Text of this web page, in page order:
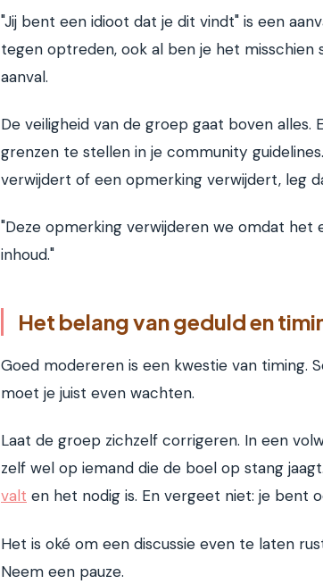
"Jij bent een idioot dat je dit vindt" is een
tegen optreden, ook al ben je het misschien
aanval.
De veiligheid van de groep gaat boven alles.
grenzen te stellen in je community
verwijdert of een opmerking verwijdert, leg
"Deze opmerking verwijderen we omdat het
inhoud."
Het belang van geduld en
Goed modereren is een kwestie van timing.
moet je juist even wachten.
Laat de groep zichzelf corrigeren. In een
zelf wel op iemand die de boel op stang jaagt.
valt en het nodig is. En vergeet niet: je bent
Het is oké om een discussie even te laten
Neem een pauze.